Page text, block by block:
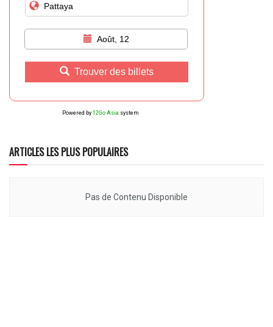
Août, 12
Trouver des billets
Powered by 12Go Asia system
ARTICLES LES PLUS POPULAIRES
Pas de Contenu Disponible